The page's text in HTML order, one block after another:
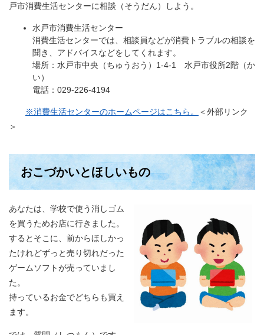
戸市消費生活センターに相談（そうだん）しよう。
水戸市消費生活センター​
消費生活センターでは、相談員などが消費トラブルの相談を
聞き、アドバイスなどをしてくれます。
場所：水戸市中央（ちゅうおう）1-4-1 水戸市役所2階（か
い）
電話：029-226-4194
※消費生活センターのホームページはこちら。
＜外部リンク
＞
おこづかいとほしいもの
あなたは、学校で使う消しゴム
を買うためお店に行きました。
するとそこに、前からほしかっ
たけれどずっと売り切れだった
ゲームソフトが売っていまし
た。
持っているお金でどちらも買え
ます。